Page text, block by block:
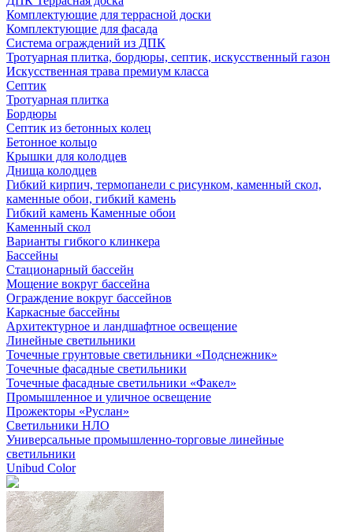
Комплектующие для террасной доски
Комплектующие для фасада
Система ограждений из ДПК
Тротуарная плитка, бордюры, септик, искусственный газон
Искусственная трава премиум класса
Септик
Тротуарная плитка
Бордюры
Септик из бетонных колец
Бетонное кольцо
Крышки для колодцев
Днища колодцев
Гибкий кирпич, термопанели с рисунком, каменный скол,
каменные обои, гибкий камень
Гибкий камень Каменные обои
Каменный скол
Варианты гибкого клинкера
Бассейны
Стационарный бассейн
Мощение вокруг бассейна
Ограждение вокруг бассейнов
Каркасные бассейны
Архитектурное и ландшафтное освещение
Линейные светильники
Точечные грунтовые светильники «Подснежник»
Точечные фасадные светильники
Точечные фасадные светильники «Факел»
Промышленное и уличное освещение
Прожекторы «Руслан»
Светильники НЛО
Универсальные промышленно-торговые линейные
светильники
Unibud Color